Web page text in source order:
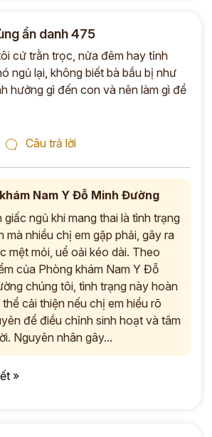
ẩn danh 475
cứ trằn trọc, nửa đêm hay tỉnh
ngủ lại, không biết bà bầu bị như
hưởng gì đến con và nên làm gì để
Câu trả lời
Nam Y Đỗ Minh Đường
giấc ngủ khi mang thai là tình trạng
mà nhiều chị em gặp phải, gây ra
mệt mỏi, uể oải kéo dài. Theo
của Phòng khám Nam Y Đỗ
chúng tôi, tình trạng này hoàn
cải thiện nếu chị em hiểu rõ
để điều chỉnh sinh hoạt và tâm
Nguyên nhân gây...
»